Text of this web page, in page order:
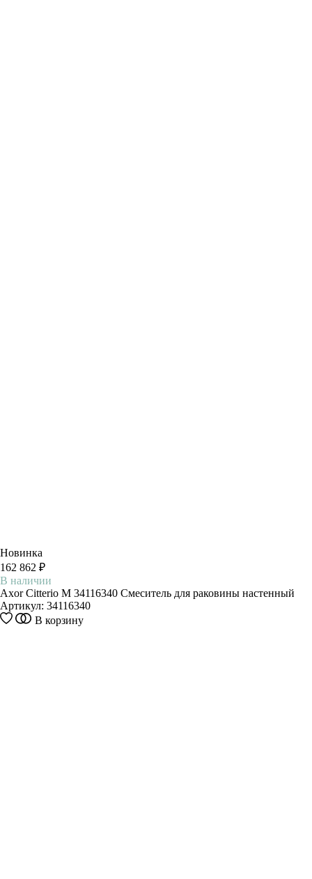
Новинка
162 862 ₽
В наличии
Axor Citterio M 34116340 Смеситель для раковины настенный
Артикул: 34116340
В корзину